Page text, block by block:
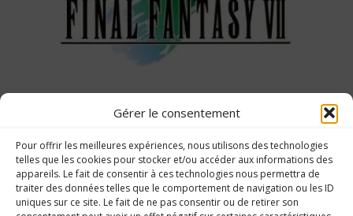
Gérer le consentement
Pour offrir les meilleures expériences, nous utilisons des technologies
telles que les cookies pour stocker et/ou accéder aux informations des
appareils. Le fait de consentir à ces technologies nous permettra de
traiter des données telles que le comportement de navigation ou les ID
uniques sur ce site. Le fait de ne pas consentir ou de retirer son
(Portage HD)